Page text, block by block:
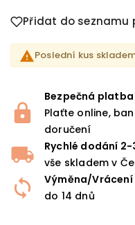
Přidat do seznamu
Poslední kus
Bezpečná
Plaťte online,
doručení
Rychlé dodání 2-
vše skladem v
Výměna/Vrácení
do 14 dnů